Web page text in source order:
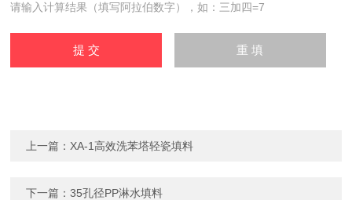
请输入计算结果（填写阿拉伯数字），如：三加四=7
上一篇： XA-1高效洗苯塔轻瓷填料
下一篇：35孔径PP淋水填料